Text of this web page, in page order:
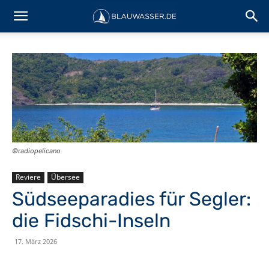
©radiopelicano
Reviere Übersee
Südseeparadies für Segler:
die Fidschi-Inseln
17. März 2026